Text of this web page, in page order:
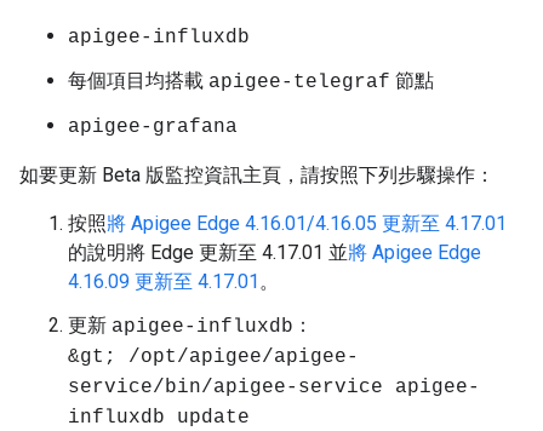
apigee-influxdb
每個項目均搭載 apigee-telegraf 節點
apigee-grafana
如要更新 Beta 版監控資訊主頁，請按照下列步驟操作：
按照將 Apigee Edge 4.16.01/4.16.05 更新至 4.17.01
的說明將 Edge 更新至 4.17.01 並將 Apigee Edge
4.16.09 更新至 4.17.01。
更新 apigee-influxdb ：
&gt; /opt/apigee/apigee-
service/bin/apigee-service apigee-
influxdb update